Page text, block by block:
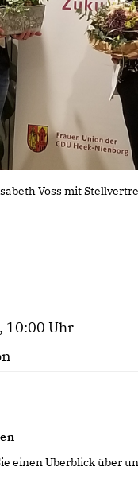
Voss mit
10:00 Uhr
einen Überblick über